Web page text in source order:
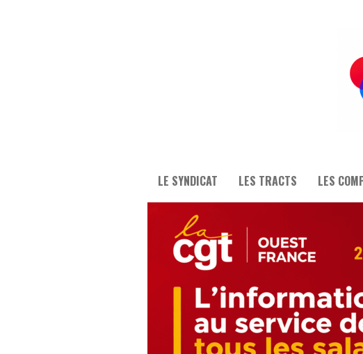
LE SYNDICAT LES TRACTS LES